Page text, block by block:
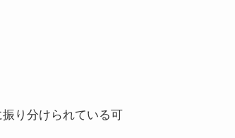
り分けられている可